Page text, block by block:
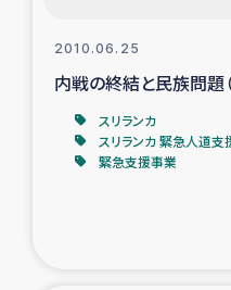
インドネシア中部 スラ
スリランカ ムライテ
2010.06.25
内戦の終結と民族問題
スリランカ
スリランカ 緊急人道支
緊急支援事業